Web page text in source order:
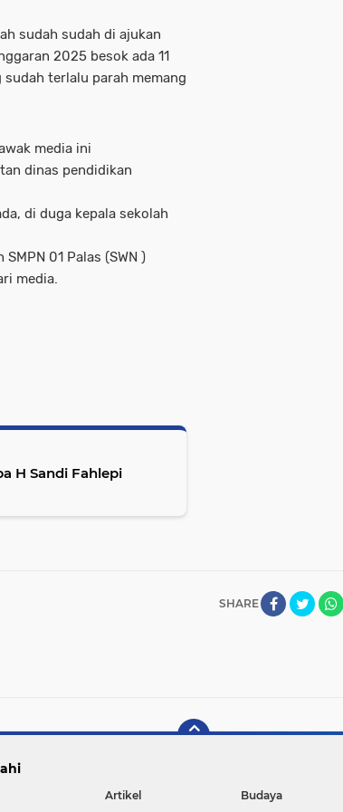
sudah sudah di ajukan
2025 besok ada 11
terlalu parah memang
media ini
dinas pendidikan
di duga kepala sekolah
01 Palas (SWN )
media.
H Sandi Fahlepi
SHARE
Artikel Budaya